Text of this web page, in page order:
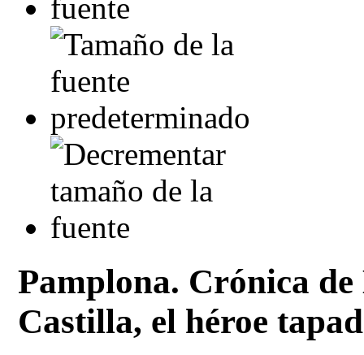
Pamplona. Crónica
Castilla, el héroe